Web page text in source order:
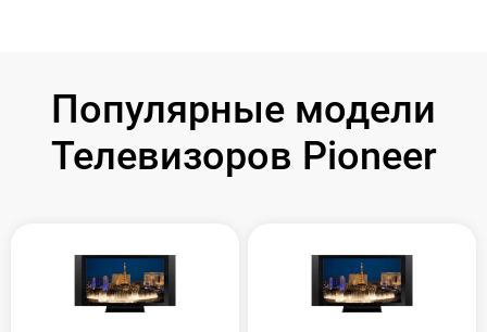
Популярные модели
Телевизоров Pioneer